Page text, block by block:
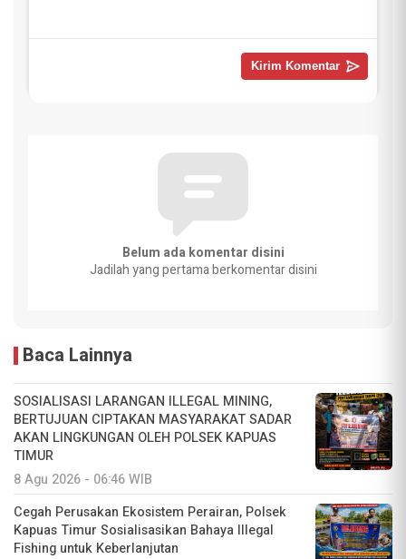
Belum ada komentar disini
Jadilah yang pertama berkomentar disini
Baca Lainnya
SOSIALISASI LARANGAN ILLEGAL MINING,
BERTUJUAN CIPTAKAN MASYARAKAT SADAR
AKAN LINGKUNGAN OLEH POLSEK KAPUAS
TIMUR
8 Agu 2026 - 06:46 WIB
Cegah Perusakan Ekosistem Perairan, Polsek
Kapuas Timur Sosialisasikan Bahaya Illegal
Fishing untuk Keberlanjutan